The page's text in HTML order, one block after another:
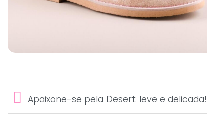
Apaixone-se pela Desert: leve e delicada!